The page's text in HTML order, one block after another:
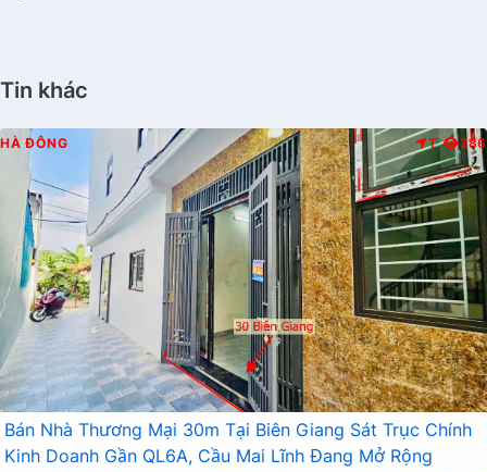
Tin khác
HÀ ĐÔNG T 286
Bán Nhà Thương Mại 30m Tại Biên Giang Sát Trục Chính
Kinh Doanh Gần QL6A, Cầu Mai Lĩnh Đang Mở Rộng